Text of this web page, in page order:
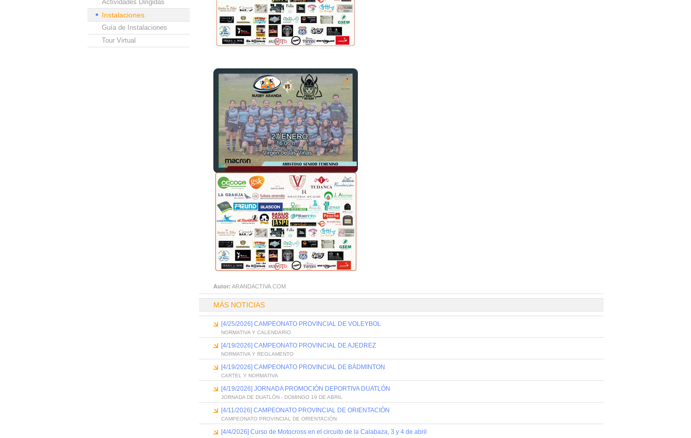
Actividades Dirigidas
Instalaciones
Guía de Instalaciones
Tour Virtual
Autor: ARANDACTIVA.COM
MÁS NOTICIAS
[4/25/2026] CAMPEONATO PROVINCIAL DE VOLEYBOL
NORMATIVA Y CALENDARIO
[4/19/2026] CAMPEONATO PROVINCIAL DE AJEDREZ
NORMATIVA Y REGLAMENTO
[4/19/2026] CAMPEONATO PROVINCIAL DE BÁDMINTON
CARTEL Y NORMATIVA
[4/19/2026] JORNADA PROMOCIÓN DEPORTIVA DUATLÓN
JORNADA DE DUATLÓN - DOMINGO 19 DE ABRIL
[4/11/2026] CAMPEONATO PROVINCIAL DE ORIENTACIÓN
CAMPEONATO PROVINCIAL DE ORIENTACIÓN
[4/4/2026] Curso de Motocross en el circuito de la Calabaza, 3 y 4 de abril